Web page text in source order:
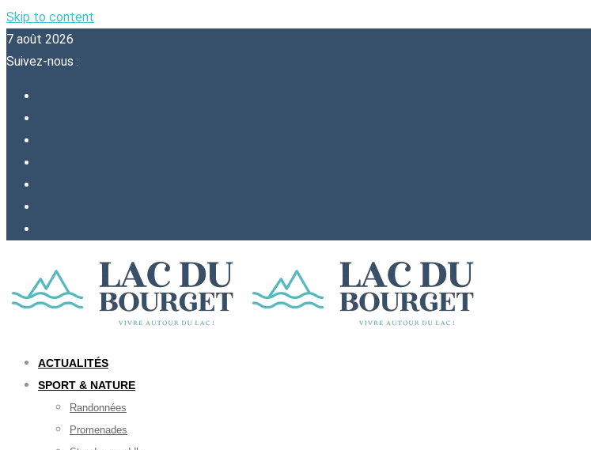
Skip to content
7 août 2026
Suivez-nous :
ACTUALITÉS
SPORT & NATURE
Randonnées
Promenades